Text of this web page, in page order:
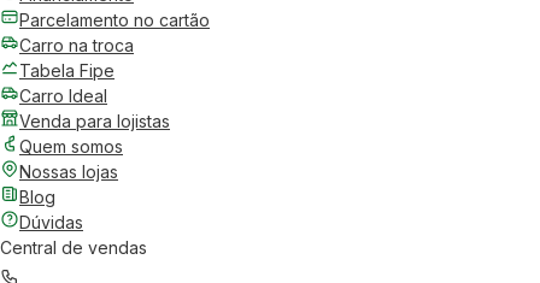
Parcelamento no cartão
Carro na troca
Tabela Fipe
Carro Ideal
Venda para lojistas
Quem somos
Nossas lojas
Blog
Dúvidas
Central de vendas